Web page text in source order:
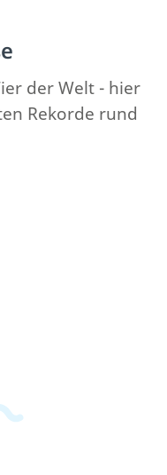
der Welt - hier
Rekorde rund